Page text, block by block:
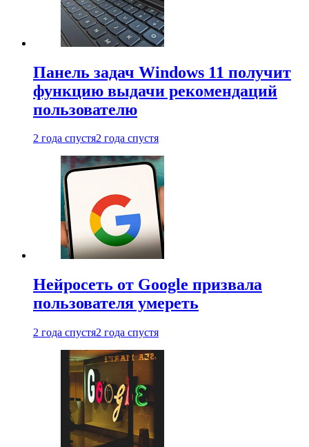
Панель задач Windows 11 получит
функцию выдачи рекомендаций
пользователю
2 года спустя2 года спустя
Нейросеть от Google призвала
пользователя умереть
2 года спустя2 года спустя